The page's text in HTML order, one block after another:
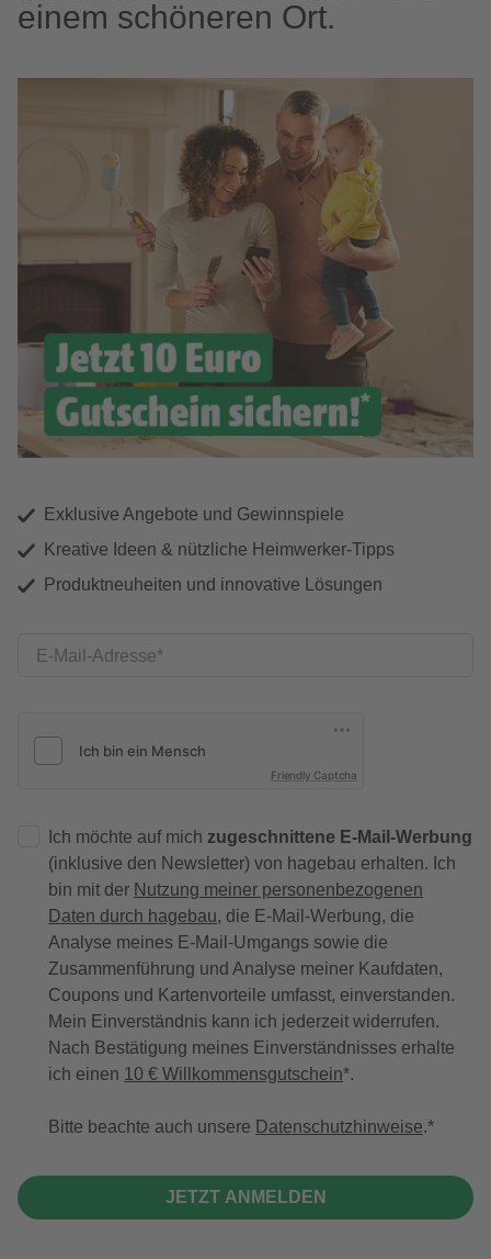
einem schöneren Ort.
Exklusive Angebote und Gewinnspiele
Kreative Ideen & nützliche Heimwerker-Tipps
Produktneuheiten und innovative Lösungen
E-Mail-Adresse
Friendly Captcha
Ich möchte auf mich zugeschnittene E-Mail-Werbung
(inklusive den Newsletter) von hagebau erhalten. Ich
bin mit der Nutzung meiner personenbezogenen
Daten durch hagebau, die E-Mail-Werbung, die
Analyse meines E-Mail-Umgangs sowie die
Zusammenführung und Analyse meiner Kaufdaten,
Coupons und Kartenvorteile umfasst, einverstanden.
Mein Einverständnis kann ich jederzeit widerrufen.
Nach Bestätigung meines Einverständnisses erhalte
ich einen 10 € Willkommensgutschein*.
Bitte beachte auch unsere Datenschutzhinweise.
JETZT ANMELDEN